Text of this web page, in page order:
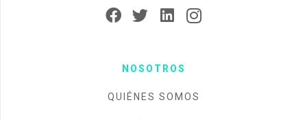
NOSOTROS
QUIÉNES SOMOS